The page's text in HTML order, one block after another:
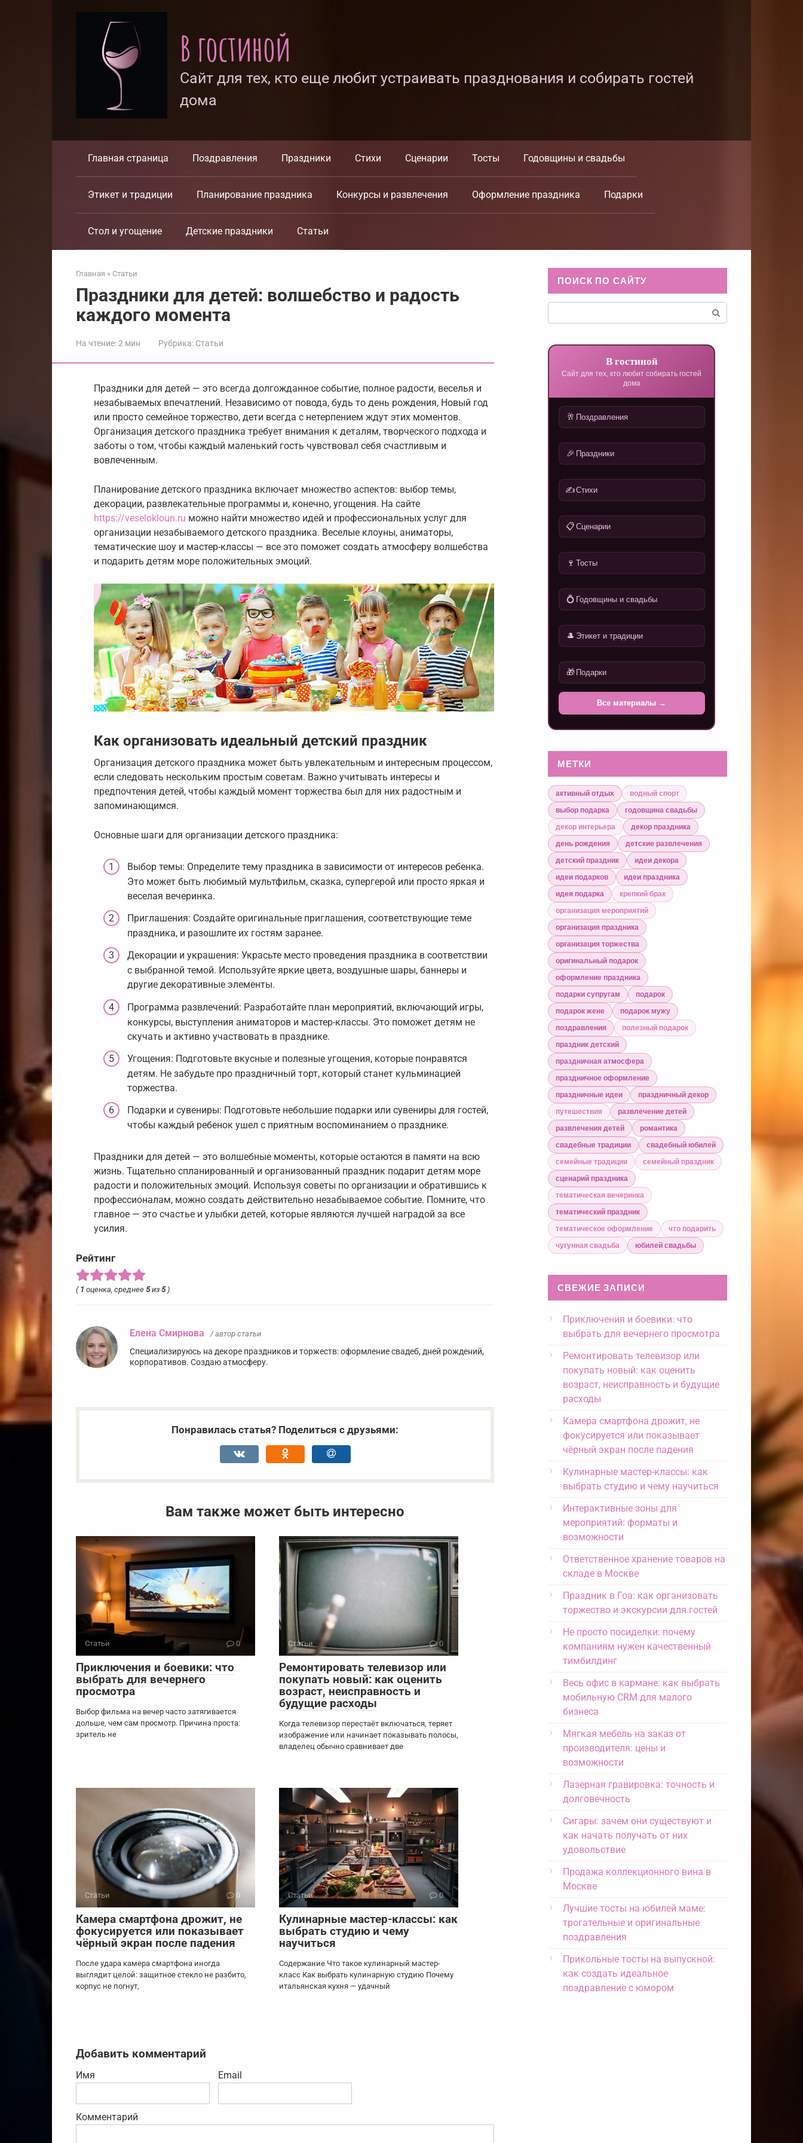
В гостиной
Сайт для тех, кто еще любит устраивать празднования и собирать гостей
дома
Главная страница Поздравления Праздники Стихи Сценарии Тосты Годовщины и свадьбы
Этикет и традиции Планирование праздника Конкурсы и развлечения Оформление праздника Подарки
Стол и угощение Детские праздники Статьи
Главная » Статьи
Праздники для детей: волшебство и радость
каждого момента
На чтение:2 мин Рубрика: Статьи
Праздники для детей — это всегда долгожданное событие, полное радости, веселья и
незабываемых впечатлений. Независимо от повода, будь то день рождения, Новый год
или просто семейное торжество, дети всегда с нетерпением ждут этих моментов.
Организация детского праздника требует внимания к деталям, творческого подхода и
заботы о том, чтобы каждый маленький гость чувствовал себя счастливым и
вовлеченным.
Планирование детского праздника включает множество аспектов: выбор темы,
декорации, развлекательные программы и, конечно, угощения. На сайте
https://veselokloun.ru можно найти множество идей и профессиональных услуг для
организации незабываемого детского праздника. Веселые клоуны, аниматоры,
тематические шоу и мастер-классы — все это поможет создать атмосферу волшебства
и подарить детям море положительных эмоций.
Как организовать идеальный детский праздник
Организация детского праздника может быть увлекательным и интересным процессом,
если следовать нескольким простым советам. Важно учитывать интересы и
предпочтения детей, чтобы каждый момент торжества был для них радостным и
запоминающимся.
Основные шаги для организации детского праздника:
Выбор темы: Определите тему праздника в зависимости от интересов ребенка.
Это может быть любимый мультфильм, сказка, супергерой или просто яркая и
веселая вечеринка.
Приглашения: Создайте оригинальные приглашения, соответствующие теме
праздника, и разошлите их гостям заранее.
Декорации и украшения: Украсьте место проведения праздника в соответствии
с выбранной темой. Используйте яркие цвета, воздушные шары, баннеры и
другие декоративные элементы.
Программа развлечений: Разработайте план мероприятий, включающий игры,
конкурсы, выступления аниматоров и мастер-классы. Это поможет детям не
скучать и активно участвовать в празднике.
Угощения: Подготовьте вкусные и полезные угощения, которые понравятся
детям. Не забудьте про праздничный торт, который станет кульминацией
торжества.
Подарки и сувениры: Подготовьте небольшие подарки или сувениры для гостей,
чтобы каждый ребенок ушел с приятным воспоминанием о празднике.
Праздники для детей — это волшебные моменты, которые остаются в памяти на всю
жизнь. Тщательно спланированный и организованный праздник подарит детям море
радости и положительных эмоций. Используя советы по организации и обратившись к
профессионалам, можно создать действительно незабываемое событие. Помните, что
главное — это счастье и улыбки детей, которые являются лучшей наградой за все
усилия.
Рейтинг
( 1 оценка, среднее 5из 5)
Елена Смирнова / автор статьи
Специализируюсь на декоре праздников и торжеств: оформление свадеб, дней рождений,
корпоративов. Создаю атмосферу.
Понравилась статья? Поделиться с друзьями:
Вам также может быть интересно
Статьи 0
Приключения и боевики: что
выбрать для вечернего
просмотра
Выбор фильма на вечер часто затягивается
дольше, чем сам просмотр. Причина проста:
зритель не
Статьи 0
Ремонтировать телевизор или
покупать новый: как оценить
возраст, неисправность и
будущие расходы
Когда телевизор перестаёт включаться, теряет
изображение или начинает показывать полосы,
владелец обычно сравнивает две
Статьи 0
Камера смартфона дрожит, не
фокусируется или показывает
чёрный экран после падения
После удара камера смартфона иногда
выглядит целой: защитное стекло не разбито,
корпус не погнут,
Статьи 0
Кулинарные мастер-классы: как
выбрать студию и чему
научиться
Содержание Что такое кулинарный мастер-
класс Как выбрать кулинарную студию Почему
итальянская кухня — удачный
Добавить комментарий
Имя Email
Комментарий
ПОИСК ПО САЙТУ
В гостиной
Сайт для тех, кто любит собирать гостей
дома
🥂 Поздравления
🎉 Праздники
✍️Стихи
📋 Сценарии
🍷 Тосты
💍 Годовщины и свадьбы
🎩 Этикет и традиции
🎁 Подарки
Все материалы →
МЕТКИ
активный отдых
водный спорт
выбор подарка
годовщина свадьбы
декор интерьера
декор праздника
день рождения
детские развлечения
детский праздник
идеи декора
идеи подарков
идеи праздника
идея подарка
крепкий брак
организация мероприятий
организация праздника
организация торжества
оригинальный подарок
оформление праздника
подарки супругам
подарок
подарок жене
подарок мужу
поздравления
полезный подарок
праздник детский
праздничная атмосфера
праздничное оформление
праздничные идеи
праздничный декор
путешествия
развлечение детей
развлечения детей
романтика
свадебные традиции
свадебный юбилей
семейные традиции
семейный праздник
сценарий праздника
тематическая вечеринка
тематический праздник
тематическое оформление
что подарить
чугунная свадьба
юбилей свадьбы
СВЕЖИЕ ЗАПИСИ
Приключения и боевики: что
выбрать для вечернего просмотра
Ремонтировать телевизор или
покупать новый: как оценить
возраст, неисправность и будущие
расходы
Камера смартфона дрожит, не
фокусируется или показывает
чёрный экран после падения
Кулинарные мастер-классы: как
выбрать студию и чему научиться
Интерактивные зоны для
мероприятий: форматы и
возможности
Ответственное хранение товаров на
складе в Москве
Праздник в Гоа: как организовать
торжество и экскурсии для гостей
Не просто посиделки: почему
компаниям нужен качественный
тимбилдинг
Весь офис в кармане: как выбрать
мобильную CRM для малого
бизнеса
Мягкая мебель на заказ от
производителя: цены и
возможности
Лазерная гравировка: точность и
долговечность
Сигары: зачем они существуют и
как начать получать от них
удовольствие
Продажа коллекционного вина в
Москве
Лучшие тосты на юбилей маме:
трогательные и оригинальные
поздравления
Прикольные тосты на выпускной:
как создать идеальное
поздравление с юмором